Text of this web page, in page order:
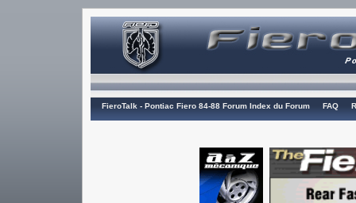
FieroTalk - Pontiac Fiero 84-88 Forum Index du Forum FAQ